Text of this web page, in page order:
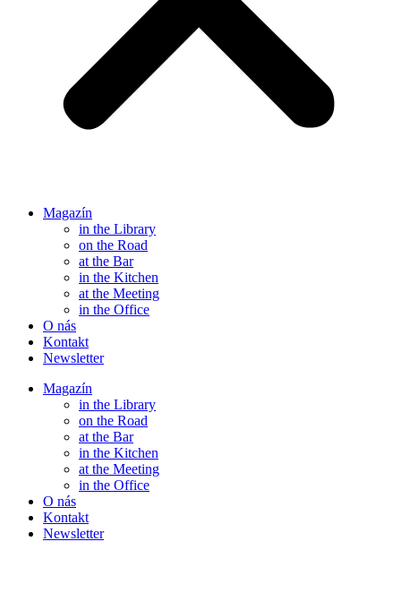
Magazín
in the Library
on the Road
at the Bar
in the Kitchen
at the Meeting
in the Office
O nás
Kontakt
Newsletter
Magazín
in the Library
on the Road
at the Bar
in the Kitchen
at the Meeting
in the Office
O nás
Kontakt
Newsletter